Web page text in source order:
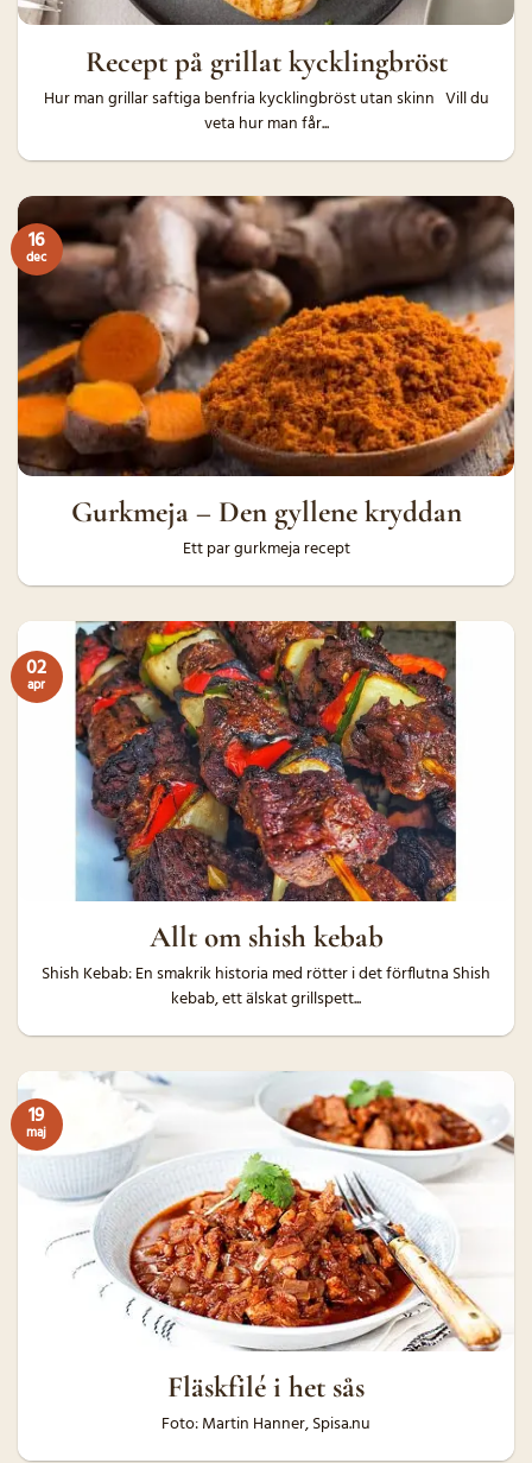
Recept på grillat kycklingbröst
Hur man grillar saftiga benfria kycklingbröst utan skinn Vill du
veta hur man får...
Gurkmeja – Den gyllene kryddan
Ett par gurkmeja recept
16
dec
Allt om shish kebab
Shish Kebab: En smakrik historia med rötter i det förflutna Shish
kebab, ett älskat grillspett...
02
apr
Fläskfilé i het sås
Foto: Martin Hanner, Spisa.nu
19
maj